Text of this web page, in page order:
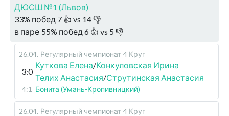
ДЮСШ №1 (Львов)
33% побед 7 👍 vs 14👎
в паре 55% побед 6 👍 vs 5 👎
26.04. Регулярный чемпионат 4 Круг
3:0
Куткова Елена/Конкуловская Ирина
Телих Анастасия/Струтинская Анастасия
4:1 Бонита (Умань-Кропивницкий)
26.04. Регулярный чемпионат 4 Круг